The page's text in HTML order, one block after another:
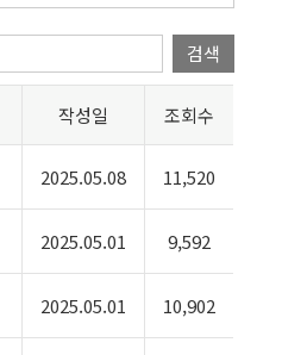
검색
작성일 조회수
2025.05.08 11,520
2025.05.01 9,592
2025.05.01 10,902